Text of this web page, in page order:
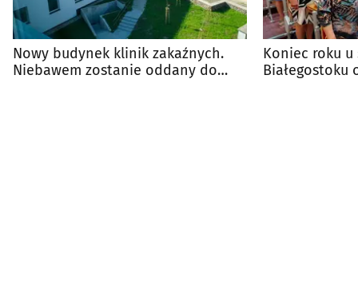
Nowy budynek klinik zakaźnych.
Niebawem zostanie oddany do
Koniec roku
Białegostoku